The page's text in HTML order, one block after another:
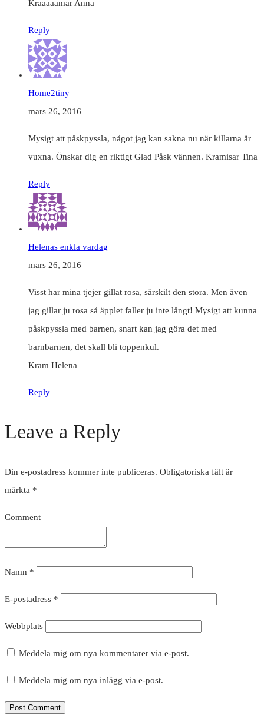
Kraaaaamar Anna
Reply
Home2tiny
mars 26, 2016
Mysigt att påskpyssla, något jag kan sakna nu när killarna är
vuxna. Önskar dig en riktigt Glad Påsk vännen. Kramisar Tina
Reply
Helenas enkla vardag
mars 26, 2016
Visst har mina tjejer gillat rosa, särskilt den stora. Men även
jag gillar ju rosa så äpplet faller ju inte långt! Mysigt att kunna
påskpyssla med barnen, snart kan jag göra det med
barnbarnen, det skall bli toppenkul.
Kram Helena
Reply
Leave a Reply
Din e-postadress kommer inte publiceras. Obligatoriska fält är
märkta *
Comment
Namn *
E-postadress *
Webbplats
Meddela mig om nya kommentarer via e-post.
Meddela mig om nya inlägg via e-post.